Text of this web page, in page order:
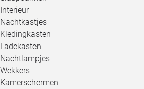
Interieur
Nachtkastjes
Kledingkasten
Ladekasten
Nachtlampjes
Wekkers
Kamerschermen